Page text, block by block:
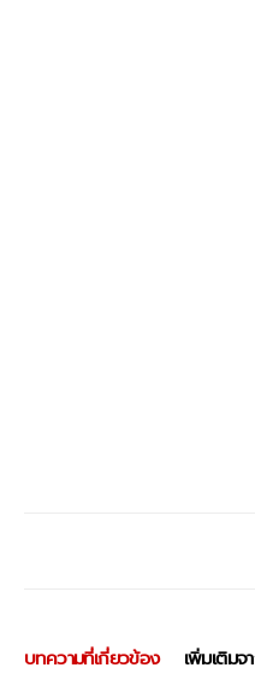
บทความที่เกี่ยวข้อง เพิ่มเติมจ